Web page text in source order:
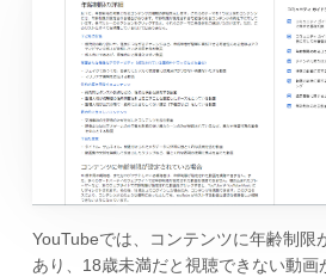
YouTubeでは、コンテンツに年齢制限
あり、18歳未満だと視聴できない動画